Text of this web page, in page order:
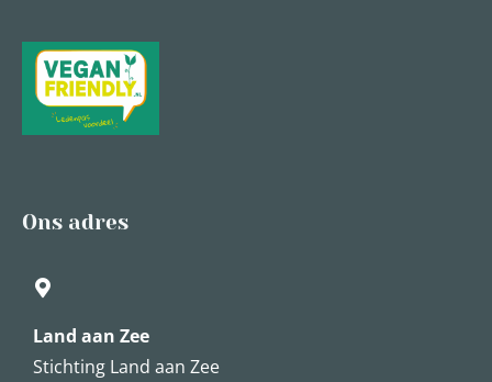
Ons adres
Land aan Zee
Stichting Land aan Zee